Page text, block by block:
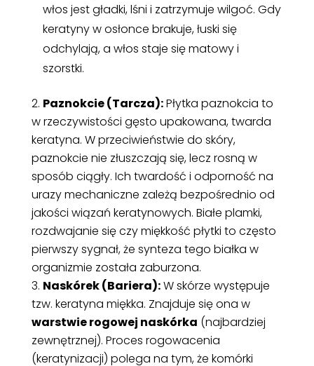
włos jest gładki, lśni i zatrzymuje wilgoć. Gdy
keratyny w osłonce brakuje, łuski się
odchylają, a włos staje się matowy i
szorstki.
Paznokcie(Tarcza):Płytka paznokcia to
w rzeczywistości gęsto upakowana, twarda
keratyna. W przeciwieństwie do skóry,
paznokcie nie złuszczają się, lecz rosną w
sposób ciągły. Ich twardość i odporność na
urazy mechaniczne zależą bezpośrednio od
jakości wiązań keratynowych. Białe plamki,
rozdwajanie się czy miękkość płytki to często
pierwszy sygnał, że synteza tego białka w
organizmie została zaburzona.
Naskórek(Bariera):W skórze występuje
tzw. keratyna miękka. Znajduje się ona w
warstwie rogowej naskórka (najbardziej
zewnętrznej). Proces rogowacenia
(keratynizacji) polega na tym, że komórki